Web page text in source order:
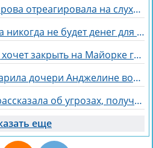
Жена Тимура Хайдарова отреагировала на слухи о колдовстве
У Егора Мельникова никогда не будет денег для Вероники Гракович
Кристина Лясковец хочет закрыть на Майорке гештальт
Виктория Боня подарила дочери Анджелине волшебного коня
Татьяна Овсиенко рассказала об угрозах, полученных мамой
еще